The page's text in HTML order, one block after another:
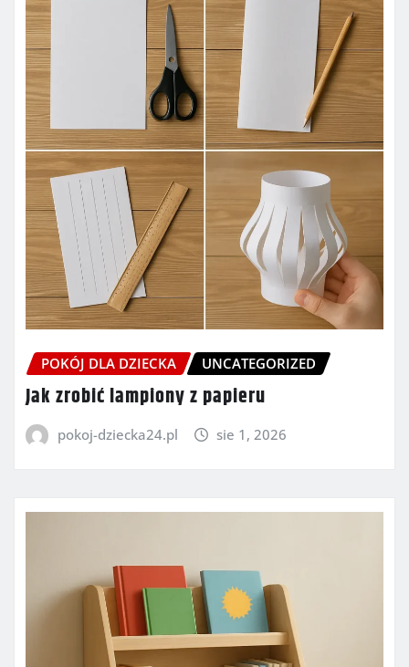
POKÓJ DLA DZIECKA UNCATEGORIZED
Jak zrobić lampiony z papieru
pokoj-dziecka24.pl sie 1, 2026